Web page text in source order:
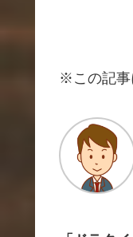
※この記事